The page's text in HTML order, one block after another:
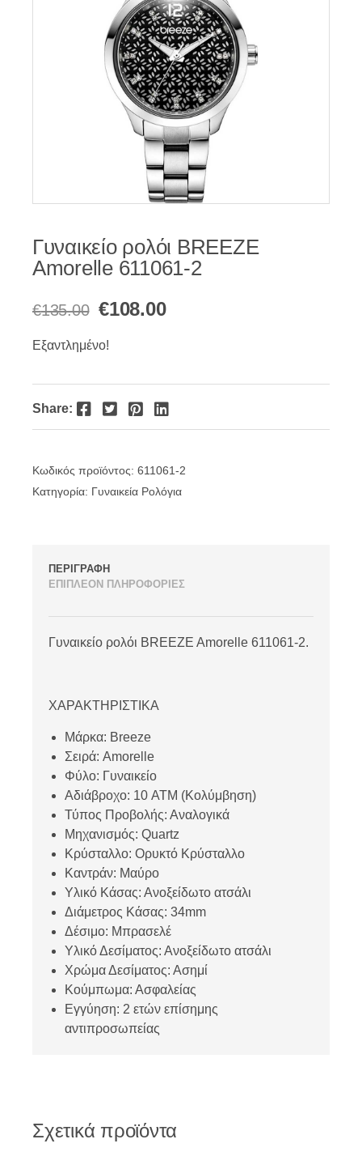
Γυναικείο ρολόι BREEZE
Amorelle 611061-2
€135.00 Original
price
€108.00Η
€108.00.
Εξαντλημένο!
Share: Facebook Twitter Pinterest LinkedIn
Κωδικός προϊόντος: 611061-2
Κατηγορία: Γυναικεία Ρολόγια
ΠΕΡΙΓΡΑΦΗ
ΕΠΙΠΛΕΟΝ ΠΛΗΡΟΦΟΡΙΕΣ
Γυναικείο ρολόι BREEZE Amorelle 611061-2.
ΧΑΡΑΚΤΗΡΙΣΤΙΚΑ
Μάρκα: Breeze
Σειρά: Amorelle
Φύλο: Γυναικείο
Αδιάβροχο: 10 ATM (Κολύμβηση)
Τύπος Προβολής: Αναλογικά
Μηχανισμός: Quartz
Κρύσταλλο: Ορυκτό Κρύσταλλο
Καντράν: Μαύρο
Υλικό Κάσας: Ανοξείδωτο ατσάλι
Διάμετρος Κάσας: 34mm
Δέσιμο: Μπρασελέ
Υλικό Δεσίματος: Ανοξείδωτο ατσάλι
Χρώμα Δεσίματος: Ασημί
Κούμπωμα: Ασφαλείας
Εγγύηση: 2 ετών επίσημης
αντιπροσωπείας
Σχετικά προϊόντα